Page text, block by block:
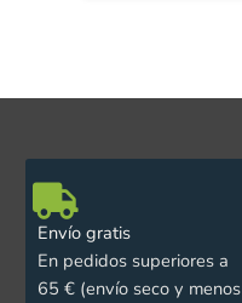
Envío gratis
En pedidos superiores a
65 € (envío seco y menos